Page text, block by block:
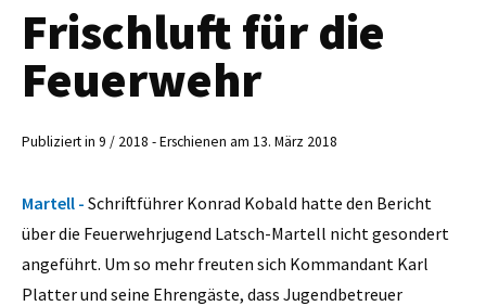
Frischluft für die
Feuerwehr
Publiziert in 9 / 2018 - Erschienen am 13. März 2018
Martell - Schriftführer Konrad Kobald hatte den Bericht
über die Feuerwehrjugend Latsch-Martell nicht gesondert
angeführt. Um so mehr freuten sich Kommandant Karl
Platter und seine Ehrengäste, dass Jugendbetreuer